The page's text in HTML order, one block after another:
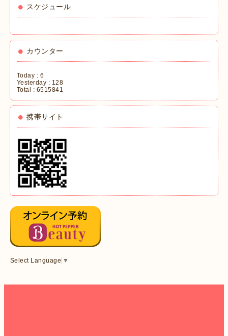
スケジュール
カウンター
Today : 6
Yesterday : 128
Total : 6515841
携帯サイト
Select Language ▼